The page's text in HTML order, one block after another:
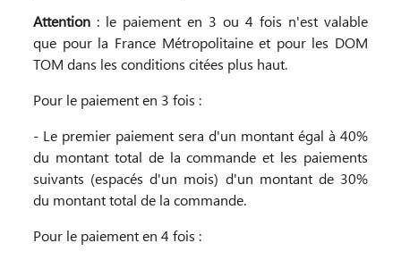
Attention : le paiement en 3 ou 4 fois n'est valable
que pour la France Métropolitaine et pour les DOM
TOM dans les conditions citées plus haut.
Pour le paiement en 3 fois :
- Le premier paiement sera d'un montant égal à 40%
du montant total de la commande et les paiements
suivants (espacés d'un mois) d'un montant de 30%
du montant total de la commande.
Pour le paiement en 4 fois :